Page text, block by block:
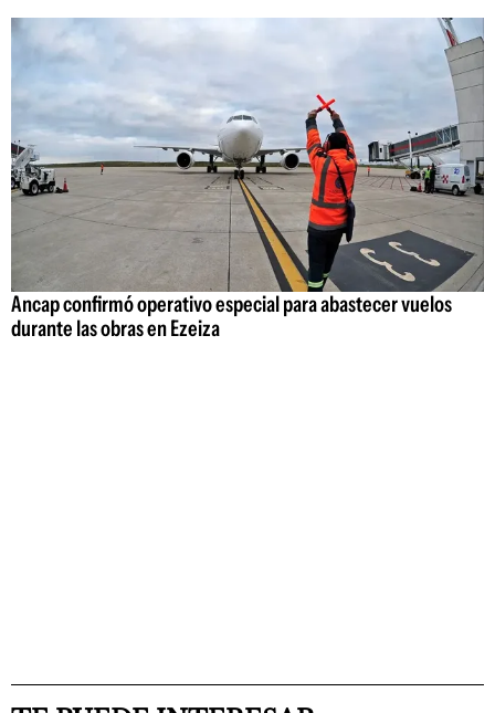
Ancap confirmó operativo especial para abastecer vuelos
durante las obras en Ezeiza